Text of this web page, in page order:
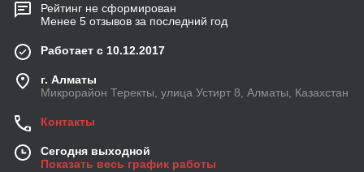
Рейтинг не сформирован
Менее 5 отзывов за последний год
Работает с 10.12.2017
г. Алматы
Микрорайон Теректы, улица Устирт 8, Алматы, Казахстан
Контакты
Сегодня выходной
Показать весь график работы